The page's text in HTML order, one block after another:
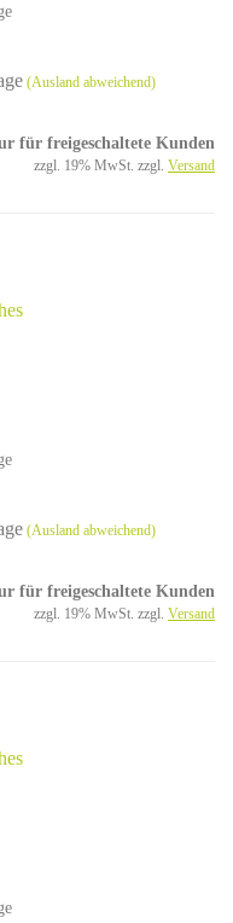
(Ausland abweichend)
für freigeschaltete Kunden
zzgl. 19% MwSt. zzgl. Versand
(Ausland abweichend)
für freigeschaltete Kunden
zzgl. 19% MwSt. zzgl. Versand